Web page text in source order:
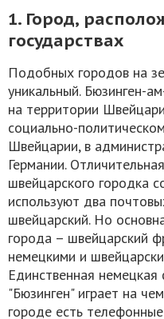
1. Город,
государствах
Подобных городов на
уникальный. Бюзинген-
на территории
социально-
Швейцарии, в
Германии.
швейцарского городка
используют два
швейцарский. Но
города – швейцарский
немецкими и
Единственная
"Бюзинген" играет на
городе есть